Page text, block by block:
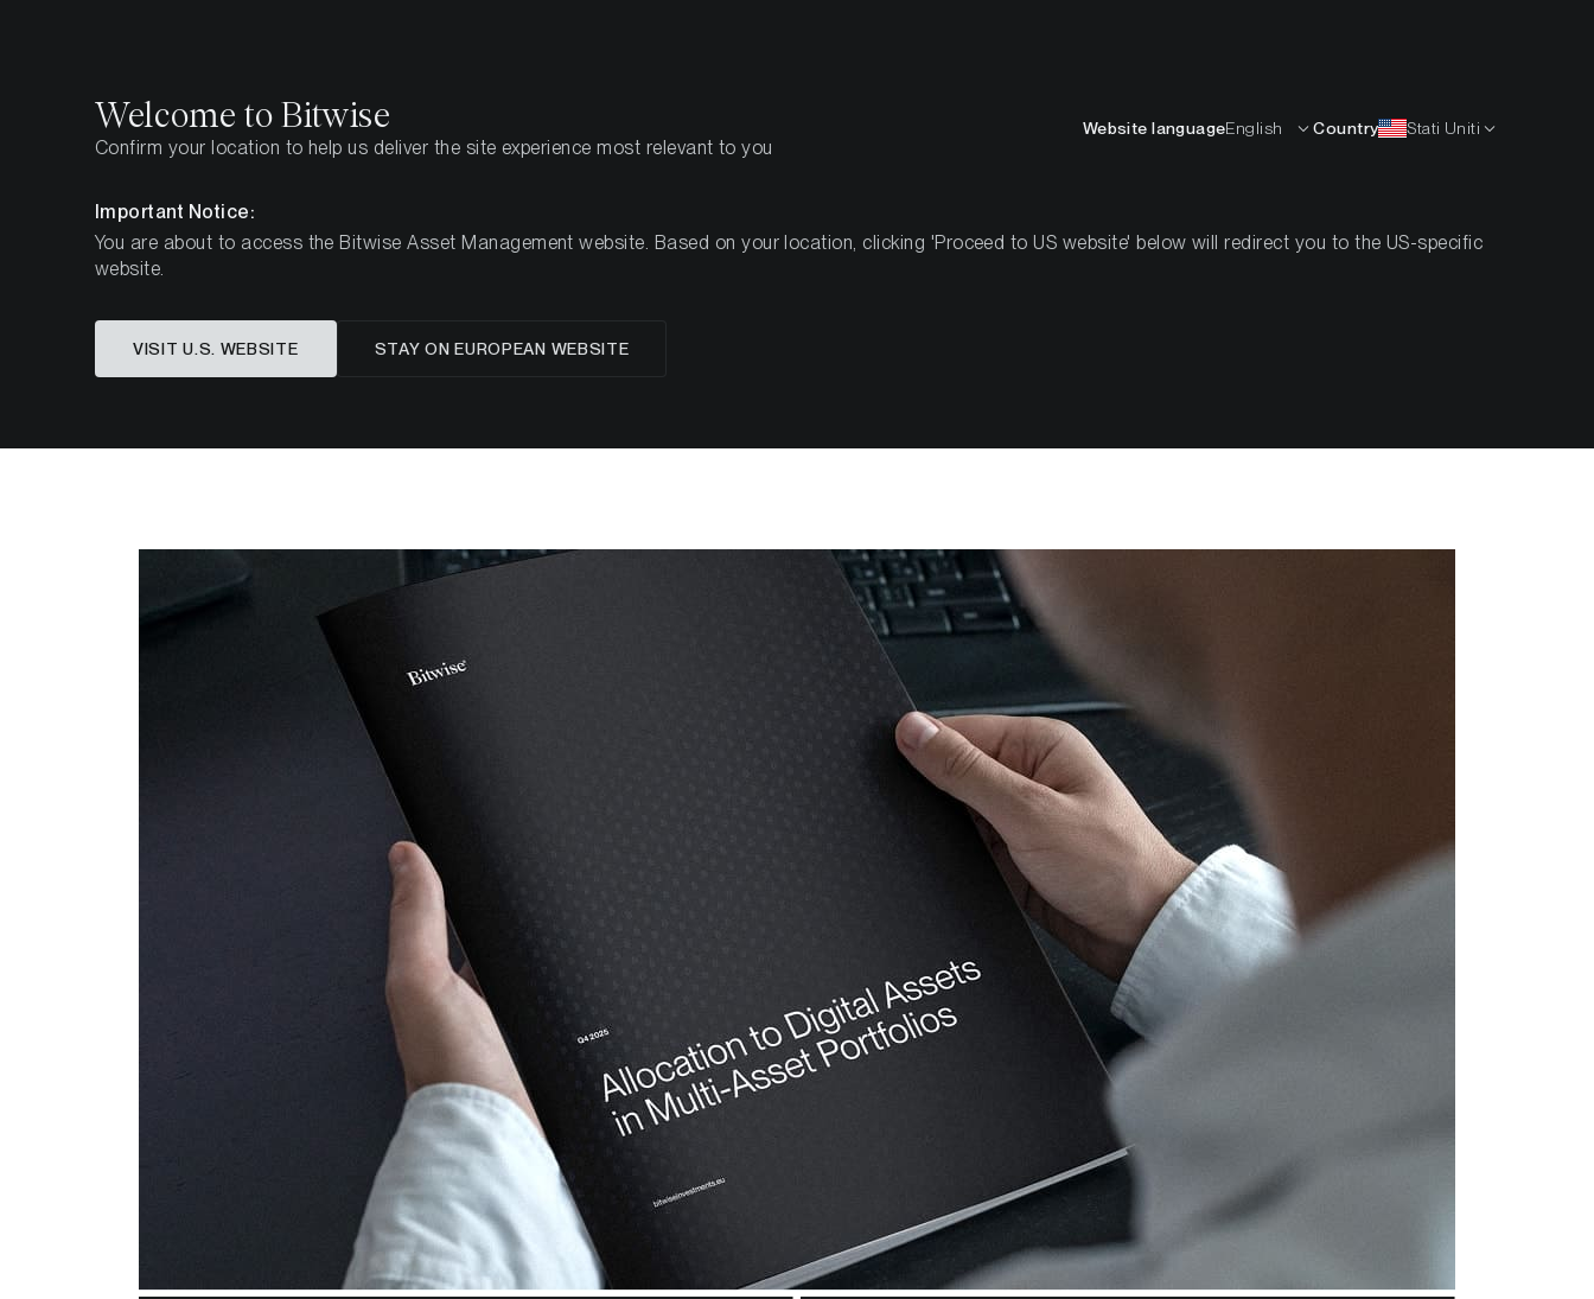
Studio di portafoglio: Le criptovalute nel portafoglio
Welcome to Bitwise
Confirm your location to help us deliver the site experience most relevant to you
Website languageEnglish Country Stati Uniti
Important Notice:
You are about to access the Bitwise Asset Management website. Based on your location, clicking 'Proceed to US website' below will redirect you to the US-specific
website.
VISIT U.S. WEBSITE STAY ON EUROPEAN WEBSITE